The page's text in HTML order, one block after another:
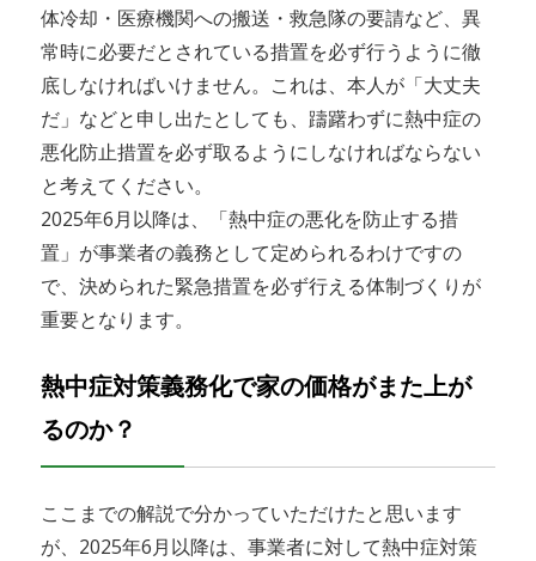
体冷却・医療機関への搬送・救急隊の要請など、異
常時に必要だとされている措置を必ず行うように徹
底しなければいけません。これは、本人が「大丈夫
だ」などと申し出たとしても、躊躇わずに熱中症の
悪化防止措置を必ず取るようにしなければならない
と考えてください。
2025年6月以降は、「熱中症の悪化を防止する措
置」が事業者の義務として定められるわけですの
で、決められた緊急措置を必ず行える体制づくりが
重要となります。
熱中症対策義務化で家の価格がまた上が
るのか？
ここまでの解説で分かっていただけたと思います
が、2025年6月以降は、事業者に対して熱中症対策